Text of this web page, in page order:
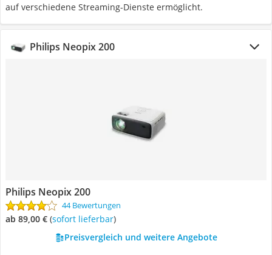
auf verschiedene Streaming-Dienste ermöglicht.
Philips Neopix 200
Philips Neopix 200
44 Bewertungen
ab 89,00 € ( Sofort lieferbar)
Preisvergleich und weitere Angebote